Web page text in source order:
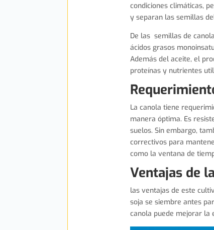
condiciones climáticas,
y separan las semillas
De las semillas de
ácidos grasos
Además del aceite, el
proteínas y nutrientes
La canola tiene
manera óptima. Es
suelos. Sin embargo,
correctivos para
como la ventana de
Ventajas de
las ventajas de este
soja se siembre antes
canola puede mejorar la